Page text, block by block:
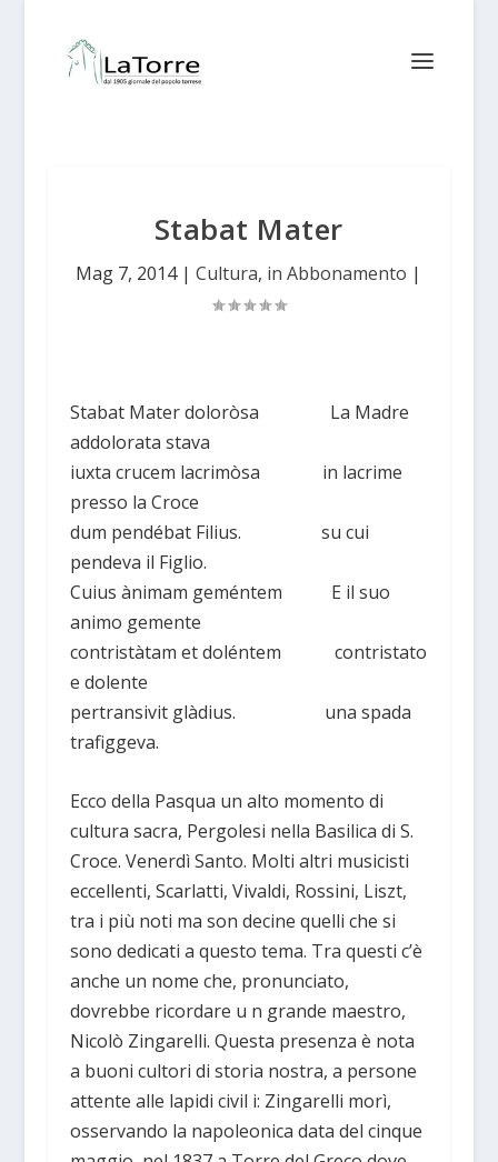
Stabat Mater
Mag 7, 2014|Cultura, in Abbonamento |
Stabat Mater doloròsa La Madre
addolorata stava
iuxta crucem lacrimòsa in lacrime
presso la Croce
dum pendébat Filius. su cui
pendeva il Figlio.
Cuius ànimam geméntem E il suo
animo gemente
contristàtam et doléntem contristato
e dolente
pertransivit glàdius. una spada
trafiggeva.
Ecco della Pasqua un alto momento di
cultura sacra, Pergolesi nella Basilica di S.
Croce. Venerdì Santo. Molti altri musicisti
eccellenti, Scarlatti, Vivaldi, Rossini, Liszt,
tra i più noti ma son decine quelli che si
sono dedicati a questo tema. Tra questi c’è
anche un nome che, pronunciato,
dovrebbe ricordare u n grande maestro,
Nicolò Zingarelli. Questa presenza è nota
a buoni cultori di storia nostra, a persone
attente alle lapidi civil i: Zingarelli morì,
osservando la napoleonica data del cinque